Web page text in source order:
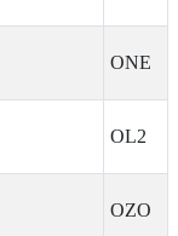
ONE
OL2
OZO